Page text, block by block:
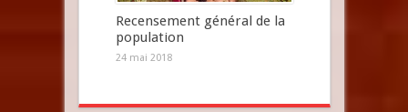
Recensement général de la
population
24 mai 2018